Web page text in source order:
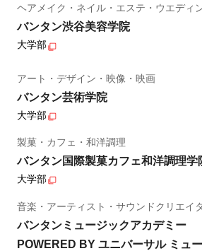
ヘアメイク・ネイル・エステ・ウエディ
バンタン渋谷美容学院
大学部
アート・デザイン・映像・映画
バンタン芸術学院
大学部
製菓・カフェ・和洋調理
バンタン国際製菓カフェ和洋調理学
大学部
音楽・アーティスト・サウンドクリエイ
バンタンミュージックアカデミー
POWERED BY ユニバーサル ミュ